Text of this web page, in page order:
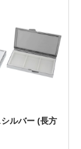
ルバー (長方